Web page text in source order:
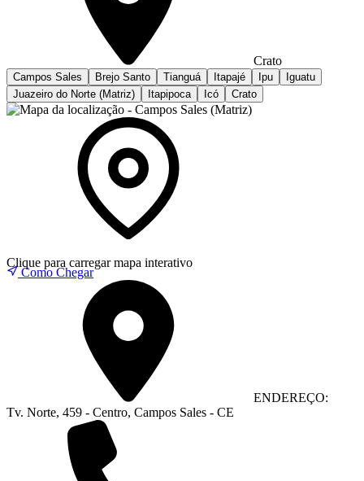
Crato
Campos Sales Brejo Santo Tianguá Itapajé Ipu
Iguatu
Juazeiro do Norte (Matriz)
Itapipoca Icó Crato
Clique para carregar mapa interativo
Como Chegar
ENDEREÇO:
Tv. Norte, 459 - Centro, Campos Sales - CE